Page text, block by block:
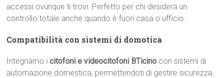
accessi ovunque ti trovi. Perfetto per chi desidera un
controllo totale anche quando è fuori casa o ufficio.
Compatibilità con sistemi di domotica
Integriamo icitofoni e videocitofoni BTicino con sistemi di
automazione domestica, permettendoti di gestire sicurezza